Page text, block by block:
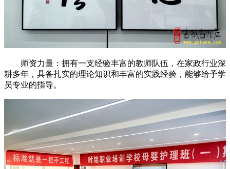
师资力量：拥有一支经验丰富的教师队伍，在家政行业深
耕多年，具备扎实的理论知识和丰富的实践经验，能够给予学
员专业的指导。